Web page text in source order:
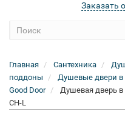
Заказать
Главная Сантехника
поддоны
Душевые двери
Good Door
Душевая дверь в
CH-L